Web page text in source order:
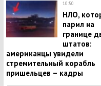
10:50
НЛО,
парил на
границе
штатов:
американцы увидели
стремительный корабль
пришельцев – кадры